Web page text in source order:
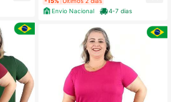
Envio Nacional
4-7 dias